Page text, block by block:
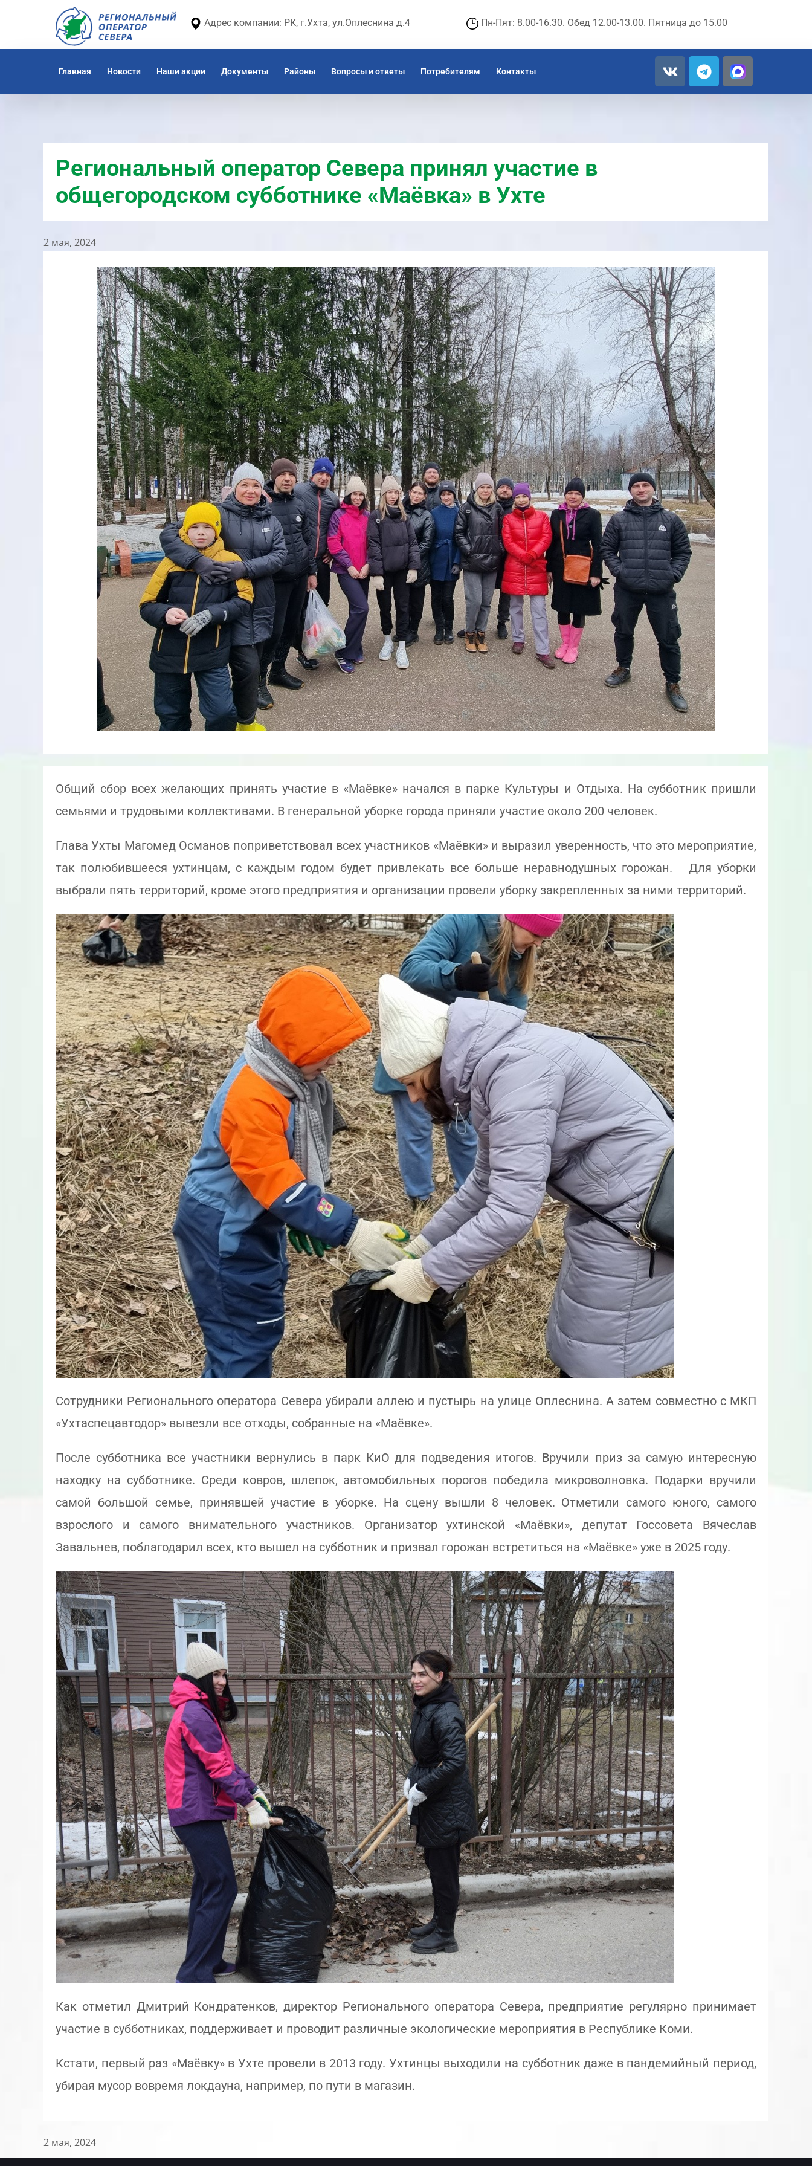
Адрес компании: РК, г.Ухта, ул.Оплеснина д.4 Пн-Пят: 8.00-16.30. Обед 12.00-13.00. Пятница до 15.00
Главная Новости Наши акции Документы Районы Вопросы и ответы Потребителям Контакты
Региональный оператор Севера принял участие в
общегородском субботнике «Маёвка» в Ухте
2 мая, 2024
Общий сбор всех желающих принять участие в «Маёвке» начался в парке Культуры и Отдыха. На субботник пришли
семьями и трудовыми коллективами. В генеральной уборке города приняли участие около 200 человек.
Глава Ухты Магомед Османов поприветствовал всех участников «Маёвки» и выразил уверенность, что это мероприятие,
так полюбившееся ухтинцам, с каждым годом будет привлекать все больше неравнодушных горожан. Для уборки
выбрали пять территорий, кроме этого предприятия и организации провели уборку закрепленных за ними территорий.
Сотрудники Регионального оператора Севера убирали аллею и пустырь на улице Оплеснина. А затем совместно с МКП
«Ухтаспецавтодор» вывезли все отходы, собранные на «Маёвке».
После субботника все участники вернулись в парк КиО для подведения итогов. Вручили приз за самую интересную
находку на субботнике. Среди ковров, шлепок, автомобильных порогов победила микроволновка. Подарки вручили
самой большой семье, принявшей участие в уборке. На сцену вышли 8 человек. Отметили самого юного, самого
взрослого и самого внимательного участников. Организатор ухтинской «Маёвки», депутат Госсовета Вячеслав
Завальнев, поблагодарил всех, кто вышел на субботник и призвал горожан встретиться на «Маёвке» уже в 2025 году.
Как отметил Дмитрий Кондратенков, директор Регионального оператора Севера, предприятие регулярно принимает
участие в субботниках, поддерживает и проводит различные экологические мероприятия в Республике Коми.
Кстати, первый раз «Маёвку» в Ухте провели в 2013 году. Ухтинцы выходили на субботник даже в пандемийный период,
убирая мусор вовремя локдауна, например, по пути в магазин.
2 мая, 2024